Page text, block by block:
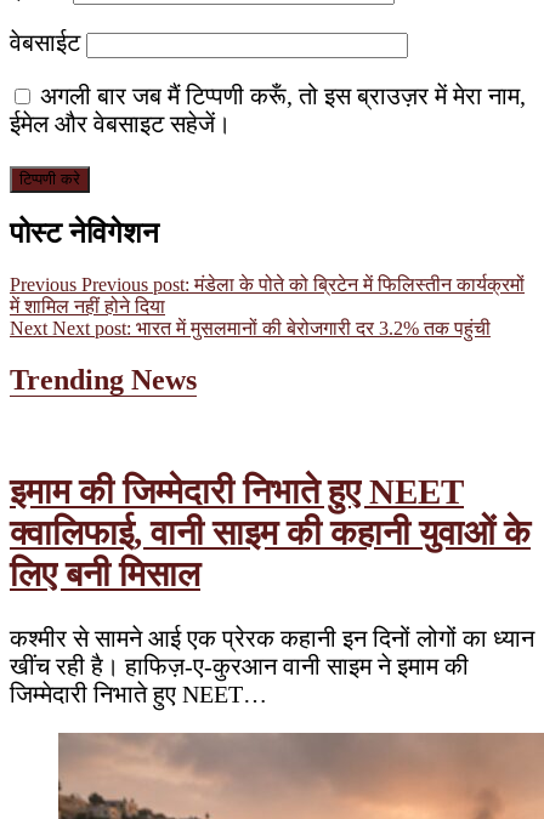
वेबसाईट
अगली बार जब मैं टिप्पणी करूँ, तो इस ब्राउज़र में मेरा नाम,
ईमेल और वेबसाइट सहेजें।
पोस्ट नेविगेशन
Previous Previous post: मंडेला के पोते को ब्रिटेन में फिलिस्तीन कार्यक्रमों
में शामिल नहीं होने दिया
Next Next post: भारत में मुसलमानों की बेरोजगारी दर 3.2% तक पहुंची
Trending News
इमाम की जिम्मेदारी निभाते हुए NEET
क्वालिफाई, वानी साइम की कहानी युवाओं के
लिए बनी मिसाल
कश्मीर से सामने आई एक प्रेरक कहानी इन दिनों लोगों का ध्यान
खींच रही है। हाफिज़-ए-कुरआन वानी साइम ने इमाम की
जिम्मेदारी निभाते हुए NEET…